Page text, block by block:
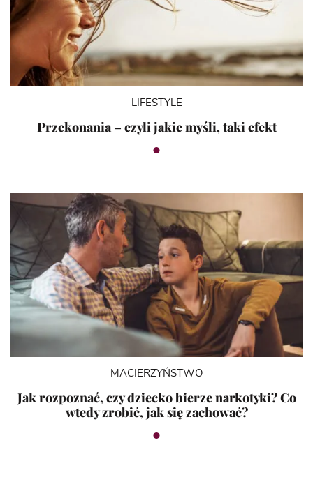
LIFESTYLE
Przekonania – czyli jakie myśli, taki efekt
MACIERZYŃSTWO
Jak rozpoznać, czy dziecko bierze narkotyki? Co
wtedy zrobić, jak się zachować?